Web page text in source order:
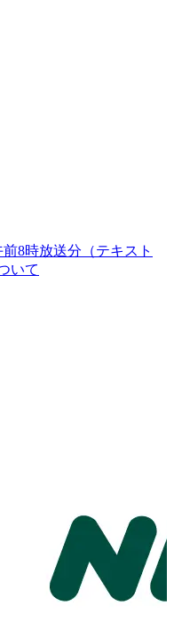
8時放送分（テキスト
いて